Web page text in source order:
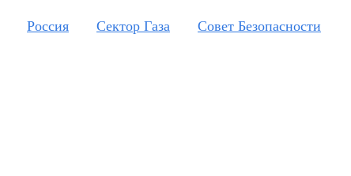
Россия Сектор Газа
Совет Безопасности